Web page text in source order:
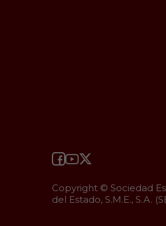
Copyright © Sociedad
del Estado, S.M.E., S.A.